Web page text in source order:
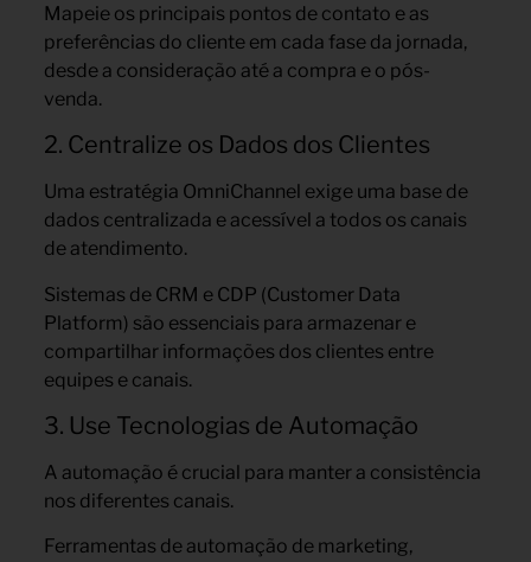
Mapeie os principais pontos de contato e as
preferências do cliente em cada fase da jornada,
desde a consideração até a compra e o pós-
venda.
2. Centralize os Dados dos Clientes
Uma estratégia OmniChannel exige uma base de
dados centralizada e acessível a todos os canais
de atendimento.
Sistemas de CRM e CDP (Customer Data
Platform) são essenciais para armazenar e
compartilhar informações dos clientes entre
equipes e canais.
3. Use Tecnologias de Automação
A automação é crucial para manter a consistência
nos diferentes canais.
Ferramentas de automação de marketing,